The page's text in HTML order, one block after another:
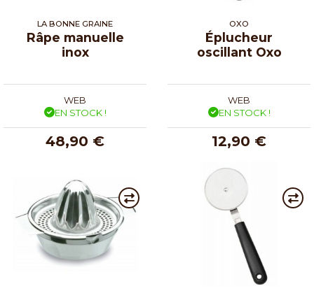
LA BONNE GRAINE
Râpe manuelle
inox
WEB
EN STOCK !
48,90 €
OXO
Éplucheur
oscillant Oxo
WEB
EN STOCK !
12,90 €